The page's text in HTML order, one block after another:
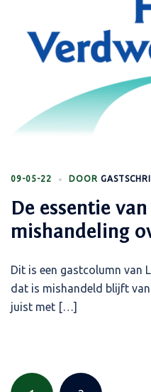
09-05-22 DOOR
De essentie
mishandeling
Dit is een gastcolumn van
dat is mishandeld blijft
juist met […]
Berichten